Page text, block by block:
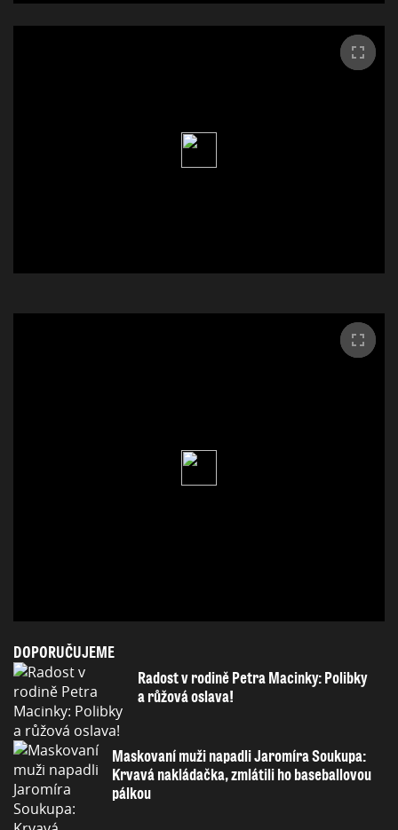
DOPORUČUJEME
Radost v rodině Petra Macinky: Polibky
a růžová oslava!
Maskovaní muži napadli Jaromíra Soukupa:
Krvavá nakládačka, zmlátili ho baseballovou
pálkou